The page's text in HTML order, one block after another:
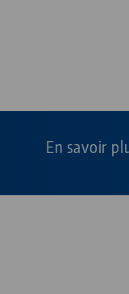
En savoir